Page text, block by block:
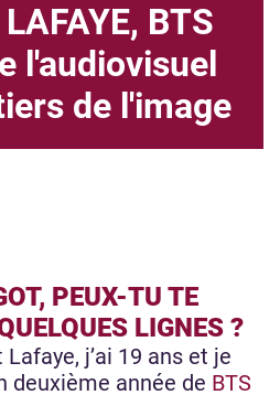
BTS
l'audiovisuel
de l'image
PEUX-TU TE
LIGNES ?
j’ai 19 ans et je
deuxième année de BTS